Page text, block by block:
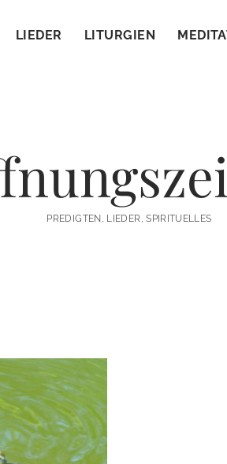
LIEDER LITURGIEN
PREDIGTEN, LIEDER, SPIRITUELLES